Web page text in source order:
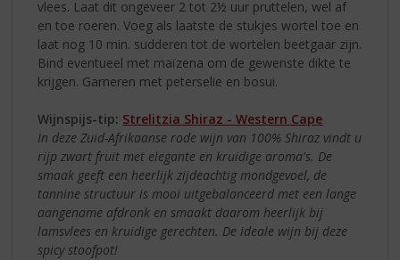
vlees. Laat dit ongeveer 2 tot 2½ uur pruttelen, wel af
en toe roeren. Voeg als laatste de stukjes wortel toe en
laat nog 10 min. sudderen tot de wortelen beetgaar zijn.
Bind eventueel met maïzena om de gewenste dikte te
krijgen. Garneren met peterselie en bosui.
Wijnspijs-tip: Strelitzia Shiraz - Western Cape
In deze Zuid-Afrikaanse rode wijn van 100% Shiraz vindt u
rijp zwart fruit met elegante en kruidige aroma's. De
smaak geeft een heerlijk zijdeachtig mondgevoel, de
tannine structuur is mooi uitgebalanceerd met een lange
aangename afdronk en smaakt daarom heerlijk bij
lamsvlees en kruidige gerechten. De ideale wijn bij deze
spicy stoofpot!